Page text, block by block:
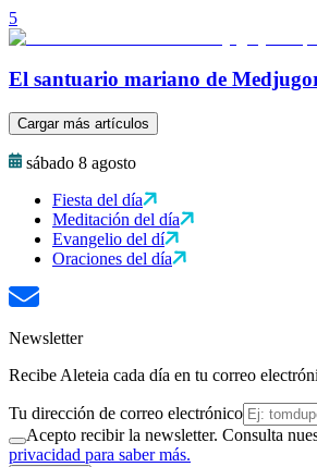
5
El santuario mariano de
Cargar más artículos
sábado 8 agosto
Fiesta del día
Meditación del día
Evangelio del dí
Oraciones del día
Newsletter
Recibe Aleteia cada día en tu correo
Tu dirección de correo electrónico
Acepto recibir la newsletter. Consulta
privacidad para saber más.